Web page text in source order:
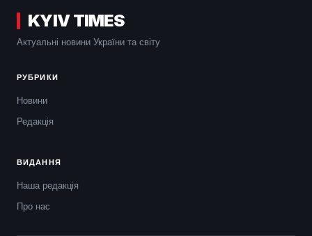
KYIV TIMES
Актуальні новини України та світу
РУБРИКИ
Новини
Редакція
ВИДАННЯ
Наша редакція
Про нас